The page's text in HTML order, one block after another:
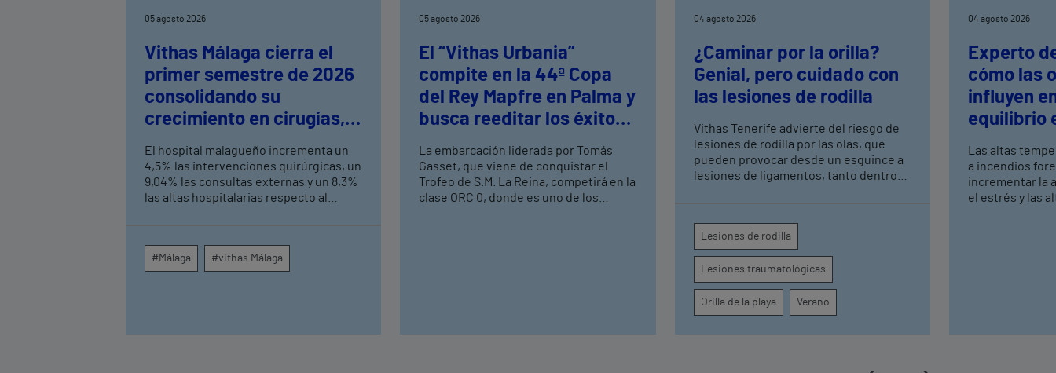
05 agosto 2026
Vithas Málaga cierra el
primer semestre de 2026
consolidando su
crecimiento en cirugías,
consultas externas y
altas hospitalarias
El hospital malagueño incrementa un
4,5% las intervenciones quirúrgicas, un
9,04% las consultas externas y un 8,3%
las altas hospitalarias respecto al
centros médicos de Vithas en la
provincia dispara un 140% las
#Málaga #vithas Málaga
05 agosto 2026
El “Vithas Urbania”
compite en la 44ª Copa
del Rey Mapfre en Palma y
busca reeditar los éxitos
logrados en el Circuito
Mediterráneo de Vela
La embarcación liderada por Tomás
Gasset, que viene de conquistar el
Trofeo de S.M. La Reina, competirá en la
clase ORC 0, donde es uno de los
04 agosto 2026
¿Caminar por la orilla?
Genial, pero cuidado con
las lesiones de rodilla
Vithas Tenerife advierte del riesgo de
lesiones de rodilla por las olas, que
pueden provocar desde un esguince a
lesiones de ligamentos, tanto dentro
Lesiones de rodilla
Lesiones traumatológicas
Orilla de la playa Verano
04 agosto 2026
Experto
cómo las
influyen
equilibrio
Las altas
a incendios
incrementar la
el estrés y las